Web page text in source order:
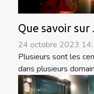
Que savoir sur
24 octobre 2023
Plusieurs sont les
dans plusieurs